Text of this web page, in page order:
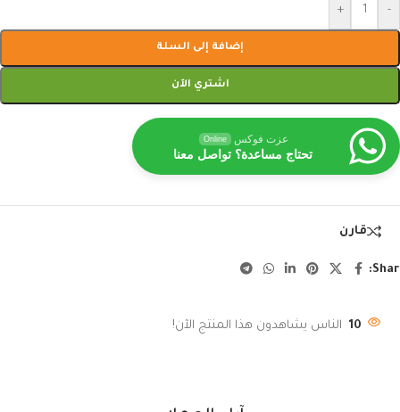
-
+
إضافة إلى السلة
اشتري الآن
عزت فوكس Online
تحتاج مساعدة؟ تواصل معنا
قارن
10 الناس يشاهدون هذا المنتج الآن!